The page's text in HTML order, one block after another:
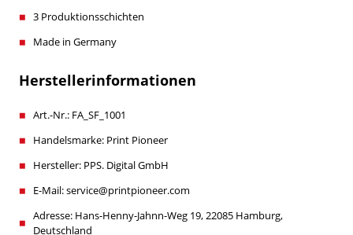
3 Produktionsschichten
Made in Germany
Herstellerinformationen
Art.-Nr.: FA_SF_1001
Handelsmarke: Print Pioneer
Hersteller: PPS. Digital GmbH
E-Mail: service@printpioneer.com
Adresse: Hans-Henny-Jahnn-Weg 19, 22085 Hamburg,
Deutschland